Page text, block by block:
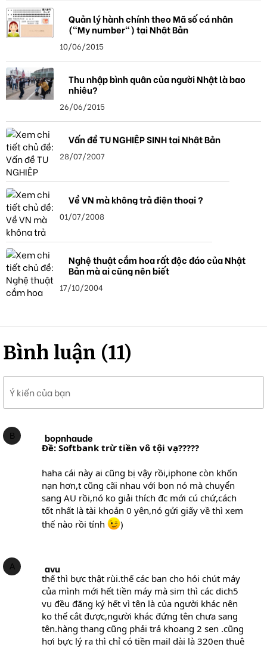
Quản lý hành chính theo Mã số cá nhân
("My number") tại Nhật Bản
10/06/2015
Thu nhập bình quân của người Nhật là bao
nhiêu?
26/06/2015
Vấn đề TU NGHIỆP SINH tại Nhật Bản
28/07/2007
Về VN mà không trả điện thoại ?
01/07/2008
Nghệ thuật cắm hoa rất độc đáo của Nhật
Bản mà ai cũng nên biết
17/10/2004
Bình luận (11)
Ý kiến của bạn
B bopnhaude
Ðề: Softbank trừ tiền vô tội vạ?????
haha cái này ai cũng bị vậy rồi,iphone còn khốn
nạn hơn,t cũng cãi nhau với bọn nó mà chuyển
sang AU rồi,nó ko giải thích đc mới cú chứ,cách
tốt nhất là tài khoản 0 yên,nó gửi giấy về thì xem
thế nào rồi tính
)
A avu
thế thì bực thật rùi.thế các ban cho hỏi chút máy
của mình mới hết tiền máy mà sim thì các dich5
vụ đều đăng ký hết vì tên là của người khác nên
ko thể cắt được,người khác đứng tên chưa sang
tên.hàng thang cũng phải trả khoang 2 sen .cũng
hơi bực lý ra thì chỉ có tiền mail dài là 320en thuê